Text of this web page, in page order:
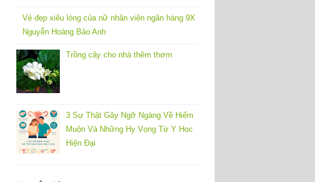
Vẻ đẹp xiêu lòng của nữ nhân viên ngân hàng 9X
Nguyễn Hoàng Bảo Anh
Trồng cây cho nhà thêm thơm
3 Sự Thật Gây Ngỡ Ngàng Về Hiếm
Muộn Và Những Hy Vọng Từ Y Học
Hiện Đại